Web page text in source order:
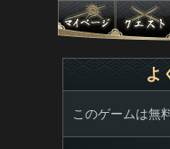
よ
このゲームは無